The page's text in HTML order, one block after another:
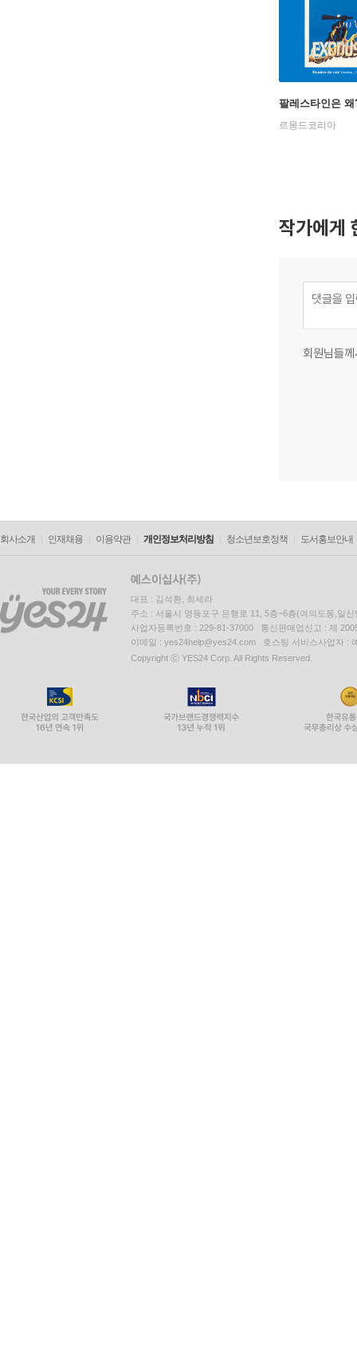
팔레스타인은 왜
르몽드코리아
작가에게
회원님들
회사소개 인재채용 이용약관 개인정보처리방침 청소년보호정책 도서홍보안내
대표 : 김석환, 최세라
주소 : 서울시 영등포구 은행로 11, 5층~6층(여의도동,일신
사업자등록번호 : 229-81-37000 통신판매업신고 : 제
이메일 : yes24help@yes24.com 호스팅 서비스사업자 :
Copyright ⓒ YES24 Corp. All Rights Reserved.